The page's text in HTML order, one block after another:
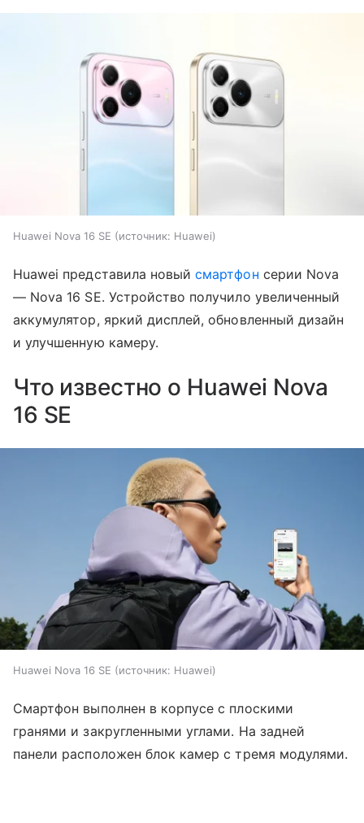
Huawei Nova 16 SE источник: Huawei
Huawei представила новыйсмартфон серии Nova
— Nova 16 SE. Устройство получило увеличенный
аккумулятор, яркий дисплей, обновленный дизайн
и улучшенную камеру.
Что известно о Huawei Nova
16 SE
Huawei Nova 16 SE источник: Huawei
Смартфон выполнен в корпусе с плоскими
гранями и закругленными углами. На задней
панели расположен блок камер с тремя модулями.